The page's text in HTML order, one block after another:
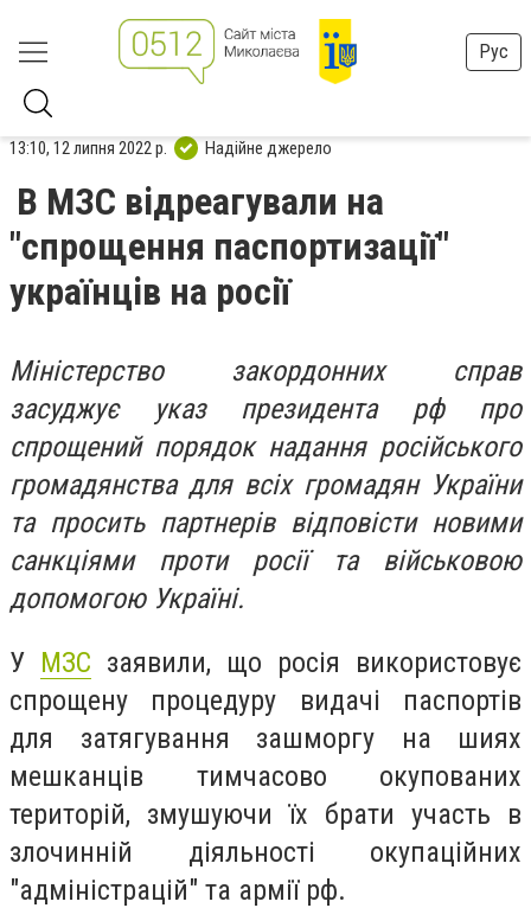
Рус
13:10, 12 липня 2022 р. Надійне джерело
В МЗС відреагували на
"спрощення паспортизації"
українців на росії
Міністерство закордонних справ
засуджує указ президента рф про
спрощений порядок надання російського
громадянства для всіх громадян України
та просить партнерів відповісти новими
санкціями проти росії та військовою
допомогою Україні.
У МЗС заявили, що росія використовує
спрощену процедуру видачі паспортів
для затягування зашморгу на шиях
мешканців тимчасово окупованих
територій, змушуючи їх брати участь в
злочинній діяльності окупаційних
"адміністрацій" та армії рф.